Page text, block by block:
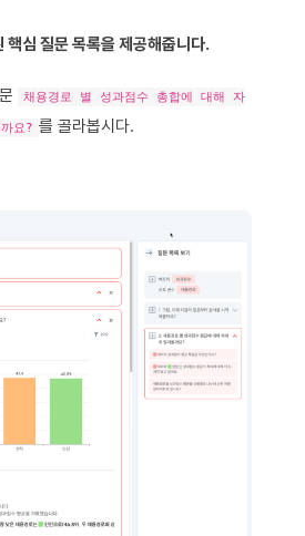
핵심 질문 목록을 제공해줍니다.
채용경로 별 성과점수 총합에 대해 자
요? 를 골라봅시다.